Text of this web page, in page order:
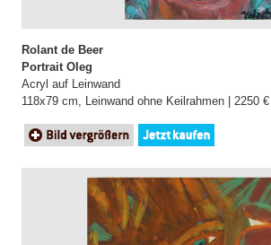
Rolant de Beer
Portrait Oleg
Acryl auf Leinwand
118x79 cm, Leinwand ohne Keilrahmen | 2250 €